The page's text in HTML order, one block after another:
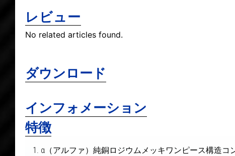
レビュー
No related articles found.
ダウンロード
インフォメーション
特徴
1. α（アルファ）純銅ロジウムメッキワンピース構造コ